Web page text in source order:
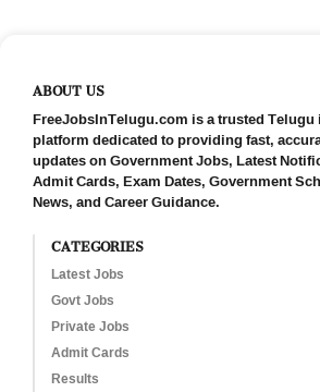
ABOUT US
FreeJobsInTelugu.com is a trusted
platform dedicated to providing fast,
updates on Government Jobs, Latest
Admit Cards, Exam Dates, Government
News, and Career Guidance.
CATEGORIES
Latest Jobs
Govt Jobs
Private Jobs
Admit Cards
Results